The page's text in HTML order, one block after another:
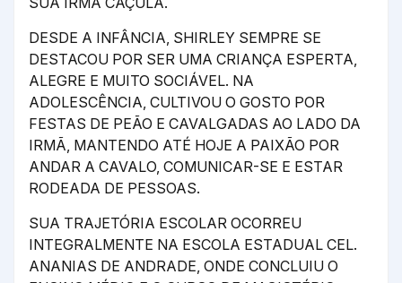
DESDE A INFÂNCIA, SHIRLEY SEMPRE SE
DESTACOU POR SER UMA CRIANÇA ESPERTA,
ALEGRE E MUITO SOCIÁVEL. NA
ADOLESCÊNCIA, CULTIVOU O GOSTO POR
FESTAS DE PEÃO E CAVALGADAS AO LADO DA
IRMÃ, MANTENDO ATÉ HOJE A PAIXÃO POR
ANDAR A CAVALO, COMUNICAR-SE E ESTAR
RODEADA DE PESSOAS.
SUA TRAJETÓRIA ESCOLAR OCORREU
INTEGRALMENTE NA ESCOLA ESTADUAL CEL.
ANANIAS DE ANDRADE, ONDE CONCLUIU O